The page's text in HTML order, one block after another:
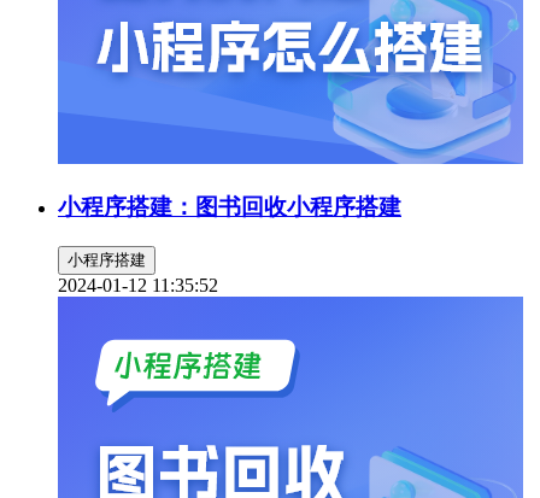
小程序搭建：图书回收小程序搭建
小程序搭建
2024-01-12 11:35:52